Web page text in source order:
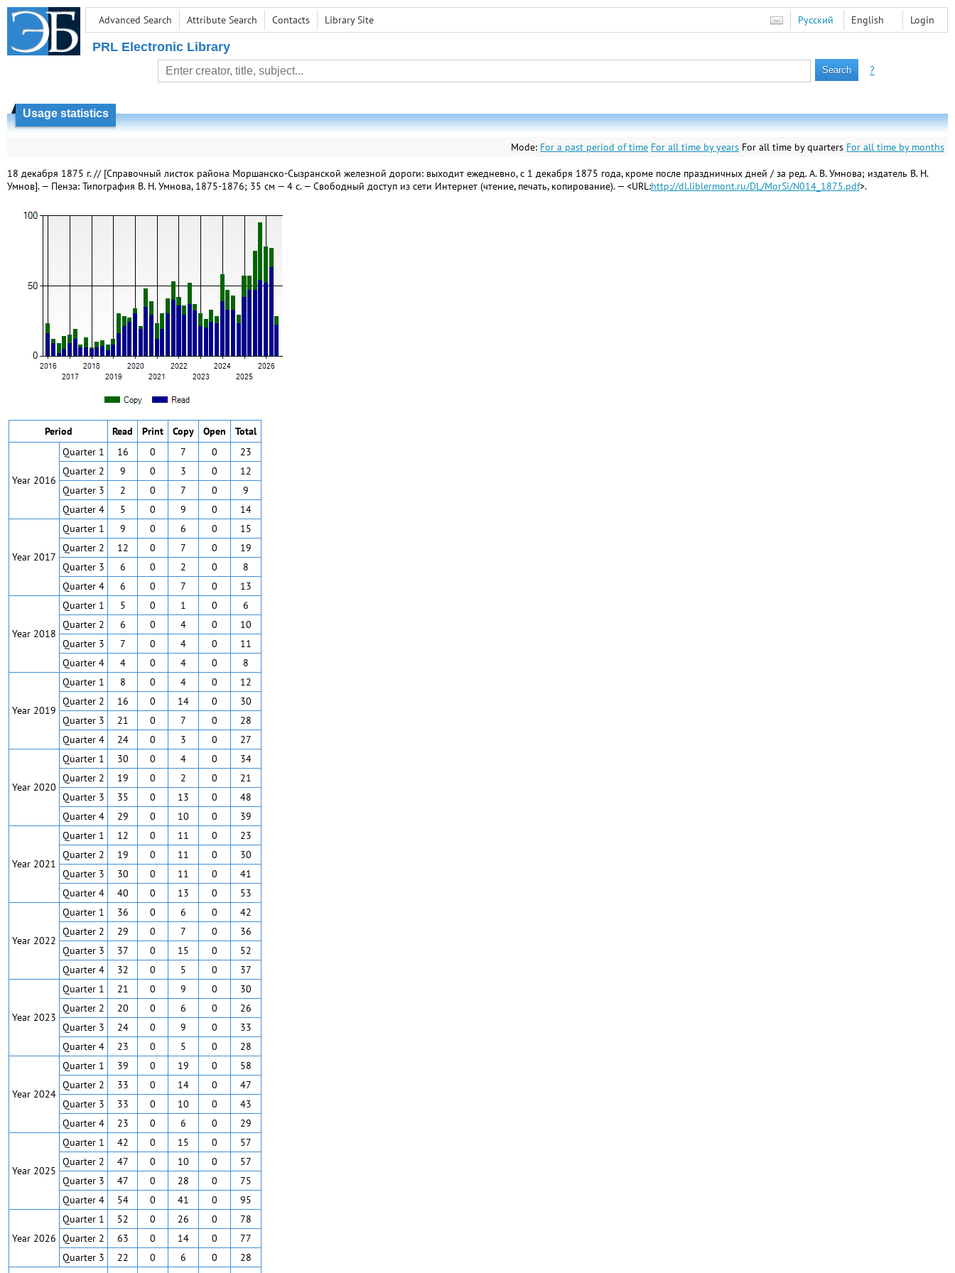
Advanced Search Attribute Search Contacts Library Site Login
Русский English
PRL Electronic Library
?
Usage statistics
Mode: For a past period of time For all time by years For all time by quarters For all time by months
18 декабря 1875 г. // [Справочный листок района Моршанско-Сызранской железной дороги: выходит ежедневно, с 1 декабря 1875 года, кроме после праздничных дней / за ред. А. В. Умнова; издатель В. Н.
Умнов]. — Пенза: Типография В. Н. Умнова, 1875-1876; 35 см — 4 с. — Свободный доступ из сети Интернет (чтение, печать, копирование). — <URL:http://dl.liblermont.ru/DL/MorSi/N014_1875.pdf>.
Period Read Print Copy Open Total
Year 2016
Quarter 1 16 0 7 0
23
Quarter 2
9 0 3 0
12
Quarter 3
2 0 7 0
9
Quarter 4
5 0 9 0 14
Year 2017
Quarter 1 9 0 6 0
15
Quarter 2
12 0 7 0
19
Quarter 3
6 0 2 0
8
Quarter 4
6 0 7 0 13
Year 2018
Quarter 1 5 0 1 0
6
Quarter 2
6 0 4 0
10
Quarter 3
7 0 4 0
11
Quarter 4
4 0 4 0 8
Year 2019
Quarter 1 8 0 4 0
12
Quarter 2
16 0 14 0
30
Quarter 3
21 0 7 0
28
Quarter 4
24 0 3 0 27
Year 2020
Quarter 1 30 0 4 0
34
Quarter 2
19 0 2 0
21
Quarter 3
35 0 13 0
48
Quarter 4
29 0 10 0 39
Year 2021
Quarter 1 12 0 11 0
23
Quarter 2
19 0 11 0
30
Quarter 3
30 0 11 0
41
Quarter 4
40 0 13 0 53
Year 2022
Quarter 1 36 0 6 0
42
Quarter 2
29 0 7 0
36
Quarter 3
37 0 15 0
52
Quarter 4
32 0 5 0 37
Year 2023
Quarter 1 21 0 9 0
30
Quarter 2
20 0 6 0
26
Quarter 3
24 0 9 0
33
Quarter 4
23 0 5 0 28
Year 2024
Quarter 1 39 0 19 0
58
Quarter 2
33 0 14 0
47
Quarter 3
33 0 10 0
43
Quarter 4
23 0 6 0 29
Year 2025
Quarter 1 42 0 15 0
57
Quarter 2
47 0 10 0
57
Quarter 3
47 0 28 0
75
Quarter 4
54 0 41 0 95
Year 2026
Quarter 1 52 0 26 0
78
Quarter 2
63 0 14 0
77
Quarter 3
22 0 6 0
28